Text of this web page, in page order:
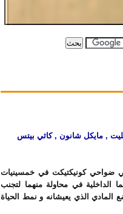
, مايكل شانون , كاثي بيتس
ضواحي كونيكتيكت في خمسينيات
الداخلية في محاولة منهما لتجنب
المادي الذي يعيشانه و نمط الحياة